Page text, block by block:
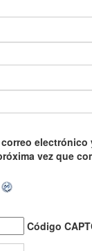
electrónico
vez que
Código